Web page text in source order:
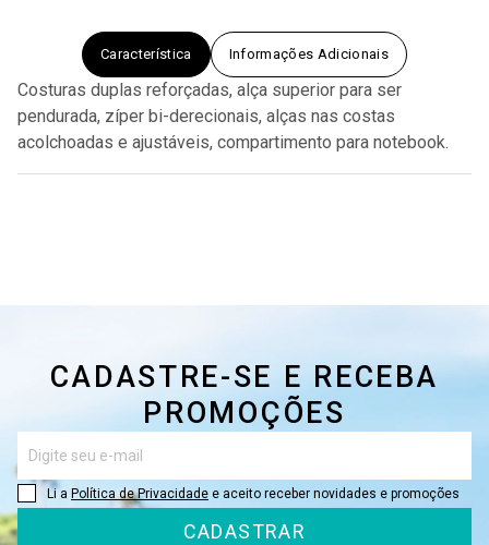
Característica Informações Adicionais
Costuras duplas reforçadas, alça superior para ser
pendurada, zíper bi-derecionais, alças nas costas
acolchoadas e ajustáveis, compartimento para notebook.
CADASTRE-SE E RECEBA
PROMOÇÕES
Li a Política de Privacidade e aceito receber novidades e promoções
CADASTRAR